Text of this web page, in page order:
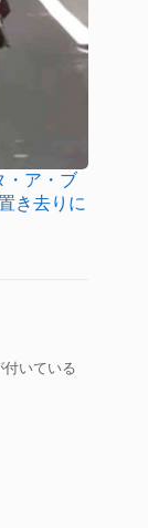
・ア・ブ
き去りに
付いている